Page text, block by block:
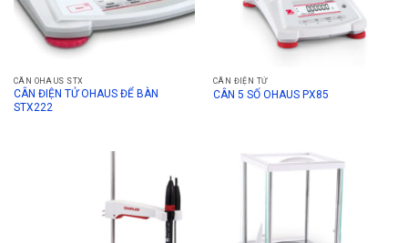
CÂN OHAUS STX
CÂN ĐIỆN TỬ OHAUS ĐỂ BÀN
STX222
CÂN ĐIỆN TỬ
CÂN 5 SỐ OHAUS PX85